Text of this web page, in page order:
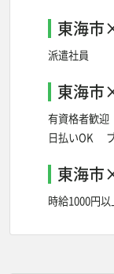
東海市
派遣社員
東海市
有資格者歓迎
日払いOK
東海市
時給1000円以